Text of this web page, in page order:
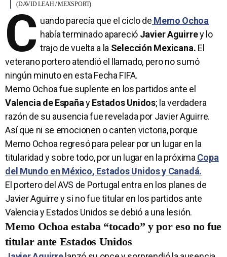
(DAVID LEAH / MEXSPORT)
C uando parecía que el ciclo de Memo Ochoa
había terminado apareció Javier Aguirrey lo
trajo de vuelta a la Selección Mexicana. El
veterano portero atendió el llamado, pero no sumó
ningún minuto en esta Fecha FIFA.
Memo Ochoa fue suplente en los partidos ante el
Valencia de EspañayEstados Unidos; la verdadera
razón de su ausencia fue revelada por Javier Aguirre.
Así que ni se emocionen o canten victoria, porque
Memo Ochoa regresó para pelear por un lugar en la
titularidad y sobre todo, por un lugar en la próximaCopa
del Mundo en México, Estados Unidos y Canadá.
El portero del AVS de Portugal entra en los planes de
Javier Aguirre y si no fue titular en los partidos ante
Valencia y Estados Unidos se debió a una lesión.
Memo Ochoa estaba “tocado” y por eso no fue
titular ante Estados Unidos